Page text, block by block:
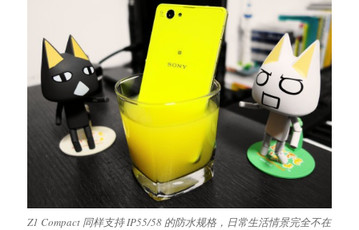
Z1 Compact 同样支持 IP55/58 的防水规格，日常生活情景完全不在